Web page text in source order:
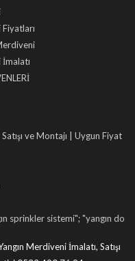
ve Montajı | Uygun Fiyat
sistemi"; "yangın dolabı satışı
Merdiveni İmalatı, Satışı